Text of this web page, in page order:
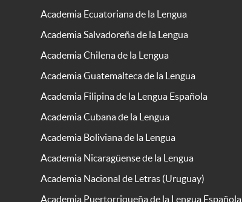
Academia Ecuatoriana de la Lengua
Academia Salvadoreña de la Lengua
Academia Chilena de la Lengua
Academia Guatemalteca de la Lengua
Academia Filipina de la Lengua Española
Academia Cubana de la Lengua
Academia Boliviana de la Lengua
Academia Nicaragüense de la Lengua
Academia Nacional de Letras (Uruguay)
Academia Puertorriqueña de la Lengua Española